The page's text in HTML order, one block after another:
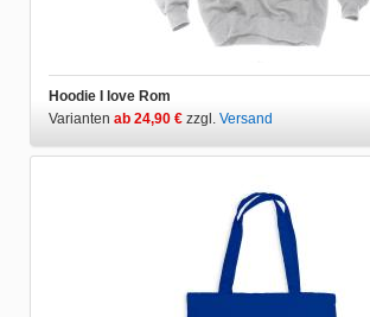
Hoodie I love Rom
Varianten ab 24,90 € zzgl. Versand